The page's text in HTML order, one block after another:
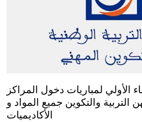
الأولي لمباريات دخول المراكز
التربية والتكوين جميع المواد و
الأكاديميات